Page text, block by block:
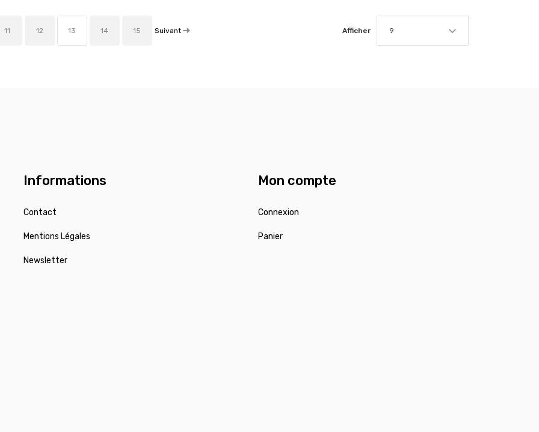
Afficher 9
11 12 13 14 15 Suivant
Informations
Contact
Mentions Légales
Newsletter
Mon compte
Connexion
Panier